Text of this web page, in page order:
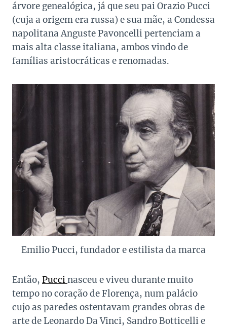
árvore genealógica, já que seu pai Orazio Pucci
(cuja a origem era russa) e sua mãe, a Condessa
napolitana Anguste Pavoncelli pertenciam a
mais alta classe italiana, ambos vindo de
famílias aristocráticas e renomadas.
Emilio Pucci, fundador e estilista da marca
Então, Puccinasceu e viveu durante muito
tempo no coração de Florença, num palácio
cujo as paredes ostentavam grandes obras de
arte de Leonardo Da Vinci, Sandro Botticelli e